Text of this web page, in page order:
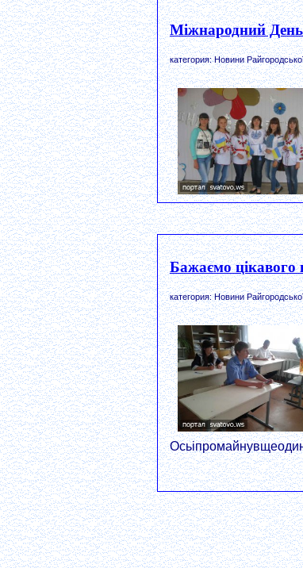
Міжнародний День
категория: Новини
Бажаємо цікавого
категория: Новини